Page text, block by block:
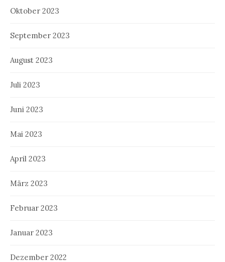
Oktober 2023
September 2023
August 2023
Juli 2023
Juni 2023
Mai 2023
April 2023
März 2023
Februar 2023
Januar 2023
Dezember 2022